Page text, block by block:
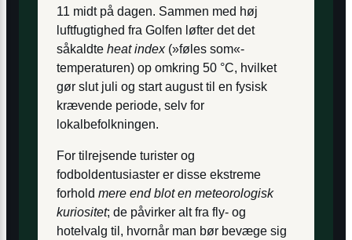
11 midt på dagen. Sammen med høj
luftfugtighed fra Golfen løfter det det
såkaldte heat index(»føles som«-
temperaturen) op omkring 50 °C, hvilket
gør slut juli og start august til en fysisk
krævende periode, selv for
lokalbefolkningen.
For tilrejsende turister og
fodboldentusiaster er disse ekstreme
forhold mere end blot en meteorologisk
kuriositet; de påvirker alt fra fly- og
hotelvalg til, hvornår man bør bevæge sig